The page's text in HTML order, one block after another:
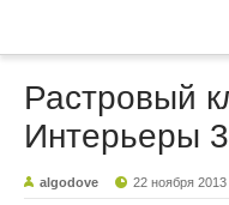
Растровый
Интерьеры 3
algodove 22 ноября 2013